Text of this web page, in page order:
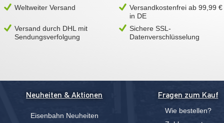
Weltweiter Versand
Versandkostenfrei ab 99,99 €
in DE
Versand durch DHL mit
Sendungsverfolgung
Sichere SSL-
Datenverschlüsselung
Neuheiten & Aktionen
Eisenbahn Neuheiten
Fragen zum Kauf
Wie bestellen?